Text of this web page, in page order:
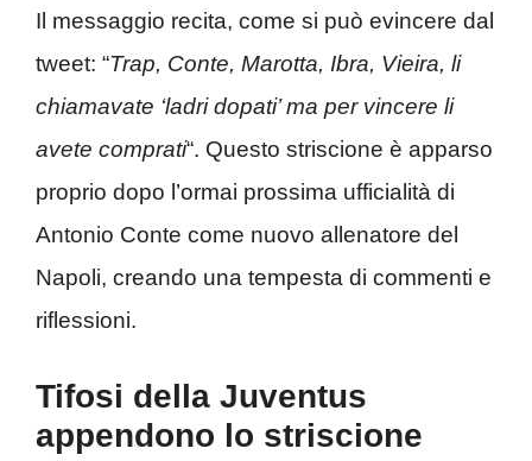
Il messaggio recita, come si può evincere dal
tweet: “Trap, Conte, Marotta, Ibra, Vieira, li
chiamavate ‘ladri dopati’ ma per vincere li
avete comprati“. Questo striscione è apparso
proprio dopo l’ormai prossima ufficialità di
Antonio Conte come nuovo allenatore del
Napoli, creando una tempesta di commenti e
riflessioni.
Tifosi della Juventus
appendono lo striscione